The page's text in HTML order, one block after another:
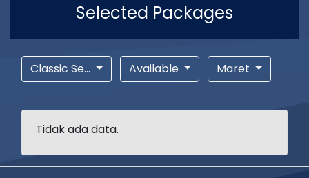
Selected Packages
Classic Se... Available Maret
Tidak ada data.